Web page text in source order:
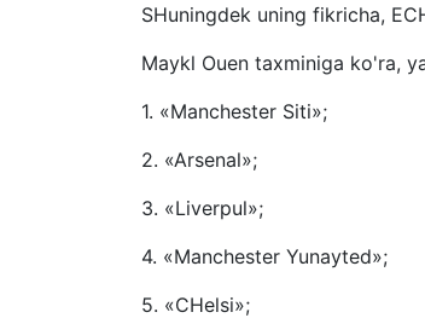
SHuningdek uning fikricha,
Maykl Ouen taxminiga ko'ra,
1. «Manchester Siti»;
2. «Arsenal»;
3. «Liverpul»;
4. «Manchester Yunayted»;
5. «CHelsi»;